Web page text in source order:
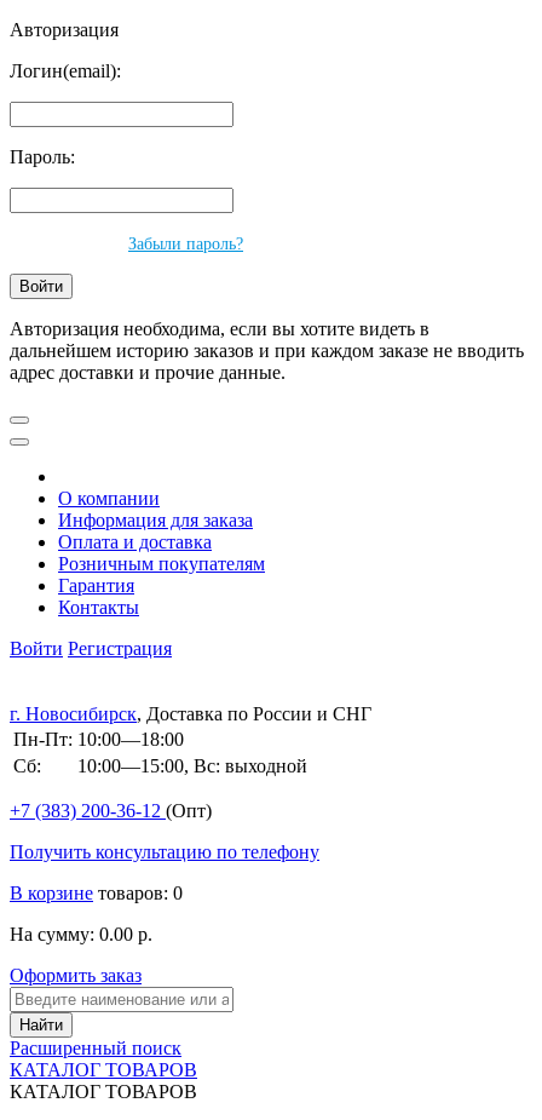
Авторизация
Логин(email):
Пароль:
Забыли пароль?
Авторизация необходима, если вы хотите видеть в
дальнейшем историю заказов и при каждом заказе не вводить
адрес доставки и прочие данные.
О компании
Информация для заказа
Оплата и доставка
Розничным покупателям
Гарантия
Контакты
Войти Регистрация
г. Новосибирск, Доставка по России и СНГ
Пн-Пт: 10:00—18:00
Сб:
10:00—15:00, Вс: выходной
+7 (383) 200-36-12 (Опт)
Получить консультацию по телефону
В корзине товаров: 0
На сумму: 0.00 р.
Оформить заказ
Расширенный поиск
КАТАЛОГ ТОВАРОВ
КАТАЛОГ ТОВАРОВ